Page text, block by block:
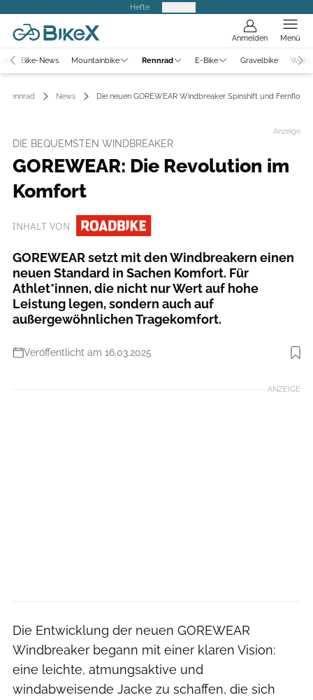
Hefte
Anmelden Menü
Bike-News Mountainbike Rennrad E-Bike Gravelbike
Rennrad News Die neuen GOREWEAR Windbreaker Spinshift und Fernflow
Anzeige
DIE BEQUEMSTEN WINDBREAKER
GOREWEAR: Die Revolution im
Komfort
INHALT VON
GOREWEAR setzt mit den Windbreakern einen
neuen Standard in Sachen Komfort. Für
Athlet*innen, die nicht nur Wert auf hohe
Leistung legen, sondern auch auf
außergewöhnlichen Tragekomfort.
Veröffentlicht am 16.03.2025
Foto: Gorewear
ANZEIGE
Die Entwicklung der neuen GOREWEAR
Windbreaker begann mit einer klaren Vision:
eine leichte, atmungsaktive und
windabweisende Jacke zu schaffen, die sich